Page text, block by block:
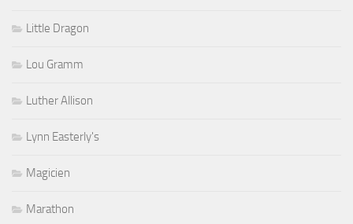
Little Dragon
Lou Gramm
Luther Allison
Lynn Easterly's
Magicien
Marathon